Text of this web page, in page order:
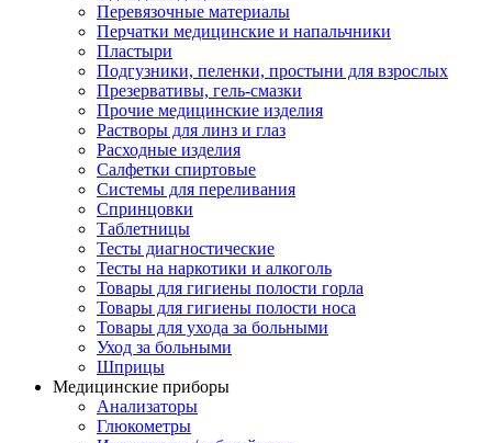
Перевязочные материалы
Перчатки медицинские и напальчники
Пластыри
Подгузники, пеленки, простыни для взрослых
Презервативы, гель-смазки
Прочие медицинские изделия
Растворы для линз и глаз
Расходные изделия
Салфетки спиртовые
Системы для переливания
Спринцовки
Таблетницы
Тесты диагностические
Тесты на наркотики и алкоголь
Товары для гигиены полости горла
Товары для гигиены полости носа
Товары для ухода за больными
Уход за больными
Шприцы
Медицинские приборы
Анализаторы
Глюкометры